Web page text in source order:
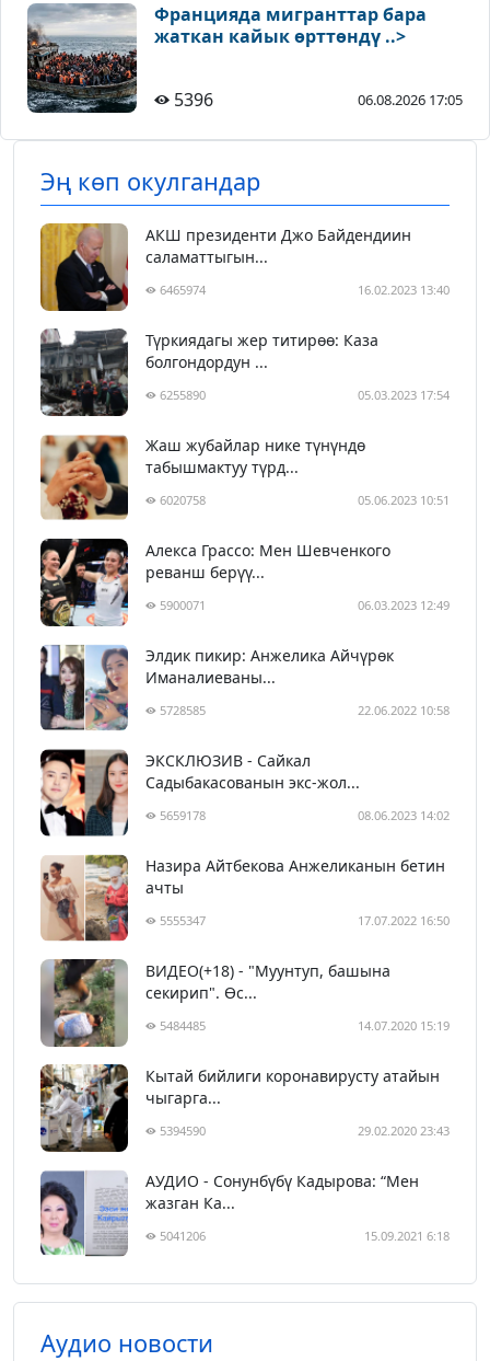
Францияда мигранттар бара
жаткан кайык өрттөндү ..>
5396 06.08.2026 17:05
Эң көп окулгандар
АКШ президенти Джо Байдендиин
саламаттыгын...
6465974 16.02.2023 13:40
Түркиядагы жер титирөө: Каза
болгондордун ...
6255890 05.03.2023 17:54
Жаш жубайлар нике түнүндө
табышмактуу түрд...
6020758 05.06.2023 10:51
Алекса Грассо: Мен Шевченкого
реванш берүү...
5900071 06.03.2023 12:49
Элдик пикир: Анжелика Айчүрөк
Иманалиеваны...
5728585 22.06.2022 10:58
ЭКСКЛЮЗИВ - Сайкал
Садыбакасованын экс-жол...
5659178 08.06.2023 14:02
Назира Айтбекова Анжеликанын бетин
ачты
5555347 17.07.2022 16:50
ВИДЕО(+18) - "Муунтуп, башына
секирип". Өс...
5484485 14.07.2020 15:19
Кытай бийлиги коронавирусту атайын
чыгарга...
5394590 29.02.2020 23:43
АУДИО - Сонунбүбү Кадырова: “Мен
жазган Ка...
5041206 15.09.2021 6:18
Аудио новости